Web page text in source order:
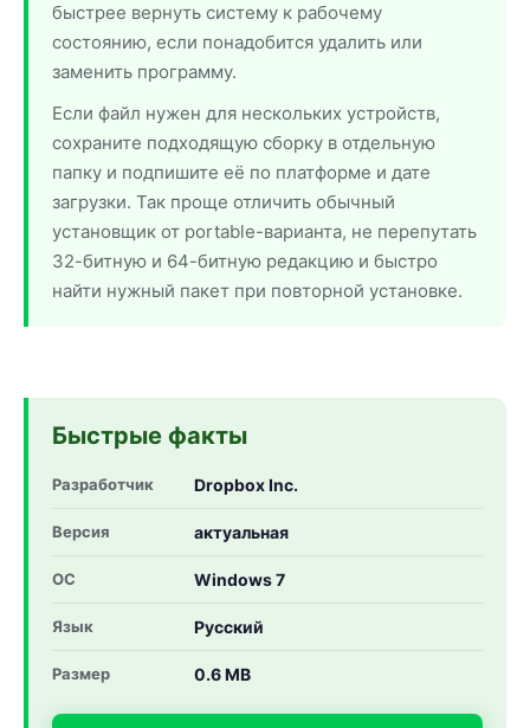
быстрее вернуть систему к рабочему
состоянию, если понадобится удалить или
заменить программу.
Если файл нужен для нескольких устройств,
сохраните подходящую сборку в отдельную
папку и подпишите её по платформе и дате
загрузки. Так проще отличить обычный
установщик от portable-варианта, не перепутать
32-битную и 64-битную редакцию и быстро
найти нужный пакет при повторной установке.
Быстрые факты
Разработчик Dropbox Inc.
Версия актуальная
ОС Windows 7
Язык Русский
Размер 0.6 MB